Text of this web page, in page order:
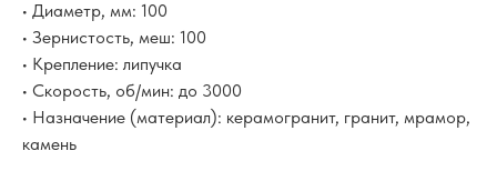
• Диаметр, мм: 100
• Зернистость, меш: 100
• Крепление: липучка
• Скорость, об/мин: до 3000
• Назначение (материал): керамогранит, гранит, мрамор,
камень